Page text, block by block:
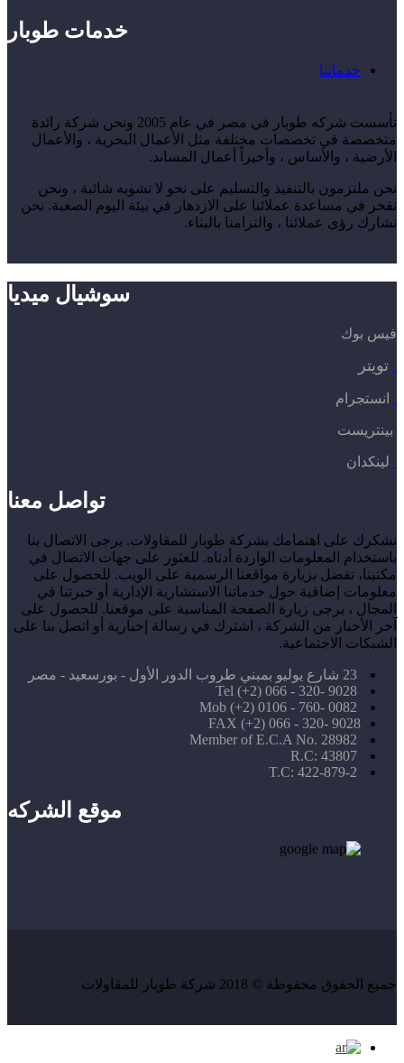
خدمات طوبار
خدماتنا
تأسست شركه طوبار في مصر في عام 2005 ونحن شركة رائدة
متخصصة في تخصصات مختلفة مثل الأعمال البحرية ، والأعمال
الأرضية ، والأساس ، وأخيراً أعمال المساند.
نحن ملتزمون بالتنفيذ والتسليم على نحو لا تشوبه شائبة ، ونحن
نفخر في مساعدة عملائنا على الازدهار في بيئة اليوم الصعبة. نحن
نشارك رؤى عملائنا ، والتزامنا بالبناء.
سوشيال ميديا
فيس بوك
تويتر
انستجرام
بينتريست
لينكدان
تواصل معنا
نشكرك على اهتمامك بشركة طوبار للمقاولات. يرجى الاتصال بنا
باستخدام المعلومات الواردة أدناه. للعثور على جهات الاتصال في
مكتبنا، تفضل بزيارة مواقعنا الرسمية على الويب. للحصول على
معلومات إضافية حول خدماتنا الاستشارية الإدارية أو خبرتنا في
المجال ، يرجى زيارة الصفحة المناسبة على موقعنا. للحصول على
آخر الأخبار من الشركة ، اشترك في رسالة إخبارية أو اتصل بنا على
الشبكات الاجتماعية.
FAX (+2) 066 - 320- 9028
موقع الشركه
جميع الحقوق محفوظة © 2018 شركة طوبار للمقاولات